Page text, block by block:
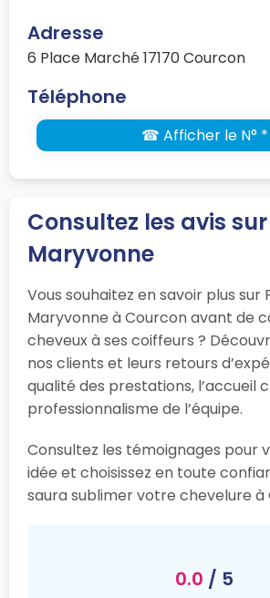
Adresse
6 Place Marché 17170 Courcon
Téléphone
☎ Afficher le N° *
Consultez les avis
Maryvonne
Vous souhaitez en savoir plus sur
Maryvonne à Courcon avant de
cheveux à ses coiffeurs ?
nos clients et leurs retours
qualité des prestations, l’accueil
professionnalisme de l’équipe.
Consultez les témoignages pour
idée et choisissez en toute
saura sublimer votre chevelure à
0.0 / 5